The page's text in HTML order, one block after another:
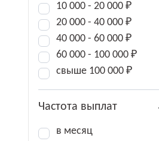
10 000 - 20 000 ₽
20 000 - 40 000 ₽
40 000 - 60 000 ₽
60 000 - 100 000 ₽
свыше 100 000 ₽
Частота выплат
в месяц